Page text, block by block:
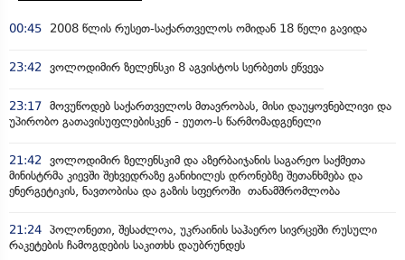
00:45 2008 წლის რუსეთ-საქართველოს ომიდან 18 წელი გავიდა
23:42 ვოლოდიმირ ზელენსკი 8 აგვისტოს სერბეთს ეწვევა
23:17 მოვუწოდებ საქართველოს მთავრობას, მისი დაუყოვნებლივი და
უპირობო გათავისუფლებისკენ - ეუთო-ს წარმომადგენელი
21:42 ვოლოდიმირ ზელენსკიმ და აზერბაიჯანის საგარეო საქმეთა
მინისტრმა კიევში შეხვედრაზე განიხილეს დრონებზე შეთანხმება და
ენერგეტიკის, ნავთობისა და გაზის სფეროში თანამშრომლობა
21:24 პოლონეთი, შესაძლოა, უკრაინის საჰაერო სივრცეში რუსული
რაკეტების ჩამოგდების საკითხს დაუბრუნდეს